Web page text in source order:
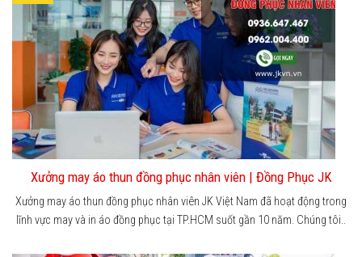
Xưởng may áo thun đồng phục nhân viên | Đồng Phục JK
Xưởng may áo thun đồng phục nhân viên JK Việt Nam đã hoạt động trong
lĩnh vực may và in áo đồng phục tại TP.HCM suốt gần 10 năm. Chúng tôi..